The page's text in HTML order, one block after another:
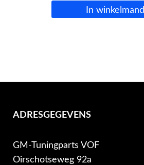
In winkelmand
ADRESGEGEVENS
GM-Tuningparts VOF
Oirschotseweg 92a